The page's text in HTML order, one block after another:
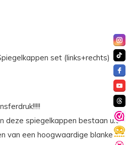
set (links+rechts)
deze spiegelkappen bestaan uit
van een hoogwaardige blanke